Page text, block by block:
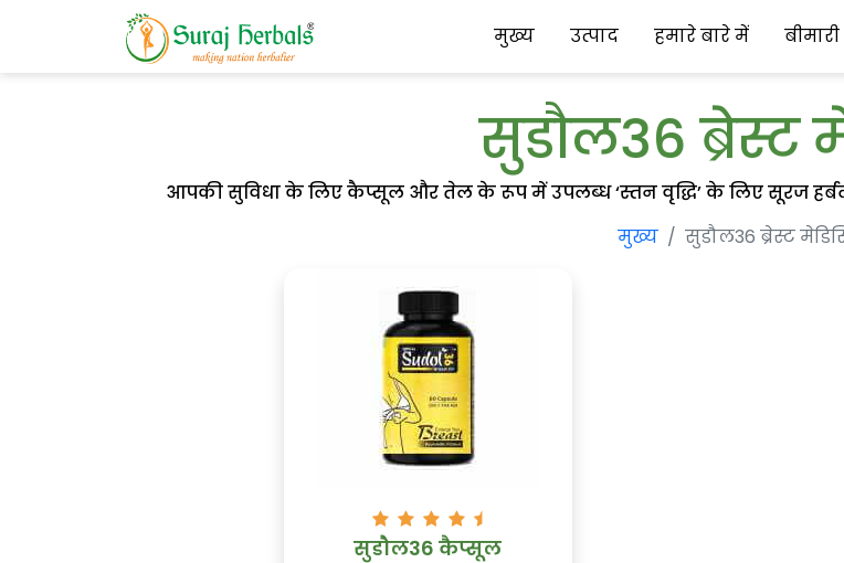
मुख्य उत्पाद हमारे बारे में बीमारी
सुडौल36 ब्रेस्ट
आपकी सुविधा के लिए कैप्सूल और तेल के रूप में उपलब्ध ‘स्तन वृद्धि’ के लिए सूरज
मुख्य
सुडौल36 ब्रेस्ट
सुडौल36 कैप्सूल